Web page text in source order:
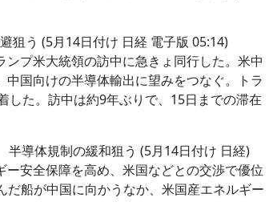
う (5月14日付け 日経 電子版 05:14)
プ米大統領の訪中に急きょ同行した。米中
国向けの半導体輸出に望みをつなぐ。トラ
した。訪中は約9年ぶりで、15日までの滞在
導体規制の緩和狙う (5月14日付け 日経)
安全保障を高め、米国などとの交渉で優位
船が中国に向かうなか、米国産エネルギー